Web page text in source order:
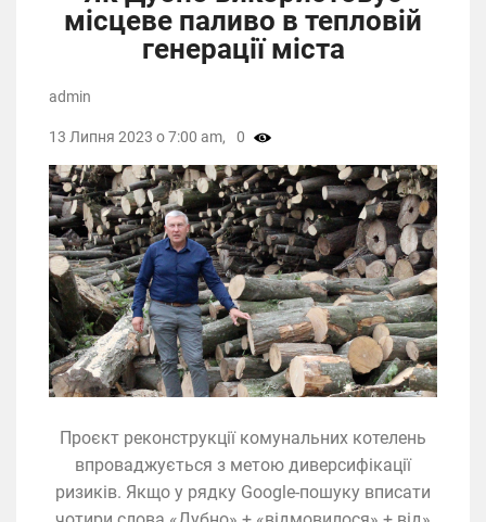
місцеве паливо в тепловій
генерації міста
Проєкт реконструкції комунальних котелень
впроваджується з метою диверсифікації
ризиків. Якщо у рядку Google-пошуку вписати
admin
13 Липня 2023 о 7:00 am, 0